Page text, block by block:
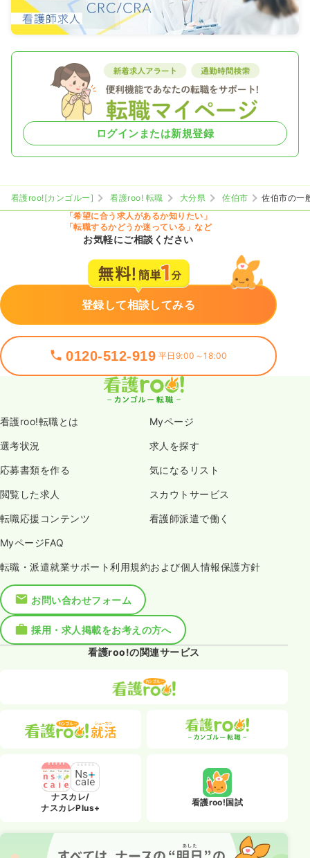
ログインまたは新規登録
看護roo![カンゴルー] 看護roo! 転職 大分県 佐伯市
佐伯市の一
「希望に合う求人があるか知りたい」
「転職するかどうか迷っている」など
お気軽にご相談ください
登録して相談してみる
0120-512-919 平日9:00～18:00
看護roo!転職とは Myページ
選考状況 求人を探す
応募書類を作る 気になるリスト
閲覧した求人 スカウトサービス
転職応援コンテンツ 看護師派遣で働く
MyページFAQ
転職・派遣就業サポート利用規約および個人情報保護方針
お問い合わせフォーム
採用・求人掲載をお考えの方へ
看護roo!の関連サービス
ナスカレ/
ナスカレPlus+
看護roo!国試